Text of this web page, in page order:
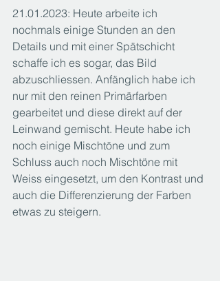
21.01.2023: Heute arbeite ich
nochmals einige Stunden an den
Details und mit einer Spätschicht
schaffe ich es sogar, das Bild
abzuschliessen. Anfänglich habe ich
nur mit den reinen Primärfarben
gearbeitet und diese direkt auf der
Leinwand gemischt. Heute habe ich
noch einige Mischtöne und zum
Schluss auch noch Mischtöne mit
Weiss eingesetzt, um den Kontrast und
auch die Differenzierung der Farben
etwas zu steigern.